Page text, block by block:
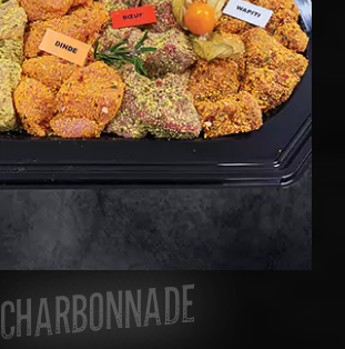
CHARBONNADE